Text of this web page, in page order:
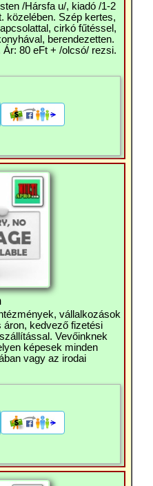
/Hársfa u/, kiadó /1-2
közelében. Szép kertes,
cirkó fűtéssel,
berendezetten.
Ár: 80 eFt + /olcsó/ rezsi.
vállalkozások
áron, kedvező fizetési
Vevőinknek
képesek minden
vagy az irodai